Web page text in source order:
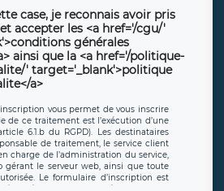
case, je reconnais avoir pris
accepter les <a href='/cgu/'
générales
ainsi que la <a href='/politique-
' target='_blank'>politique
a>
vous permet de vous inscrire
de ce traitement est l’exécution d’une
6.1.b du RGPD). Les destinataires
de traitement, le service client
charge de l’administration du service,
gérant le serveur web, ainsi que toute
Le formulaire d’inscription est